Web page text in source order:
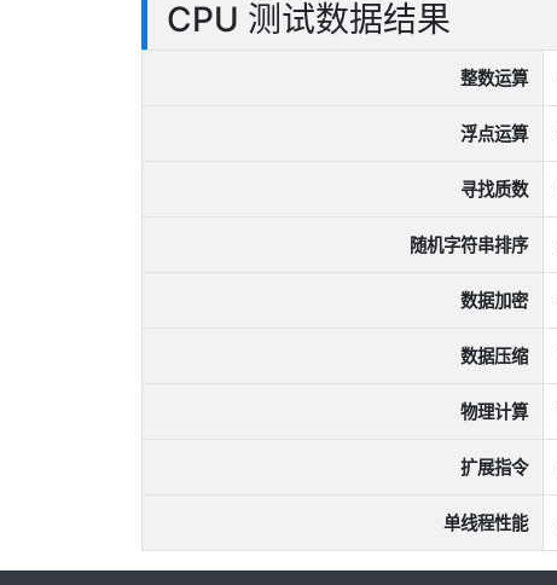
CPU 测试数据结果
整数运算
浮点运算
寻找质数
随机字符串排序
数据加密
数据压缩
物理计算
扩展指令
单线程性能